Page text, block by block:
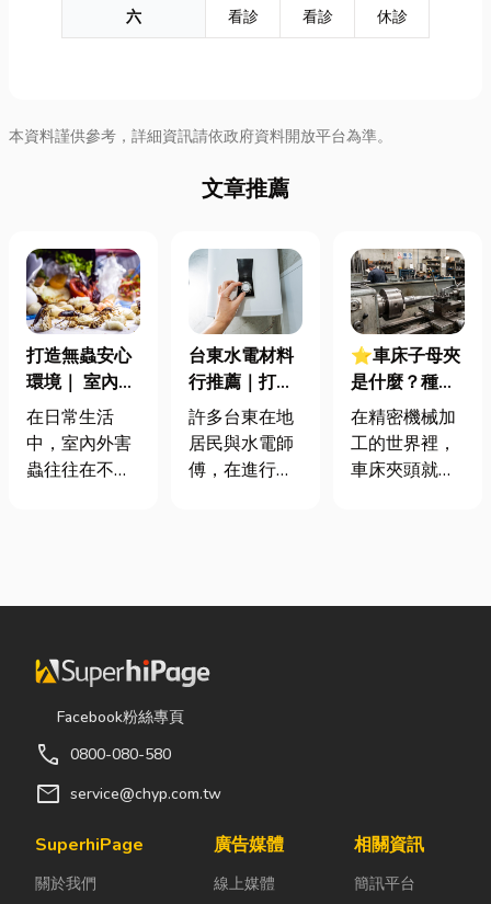
六
看診 看診 休診
本資料謹供參考，詳細資訊請依政府資料開放平台為準。
文章推薦
打造無蟲安心
環境｜ 室內外
害蟲防治全攻
略
在日常生活
中，室內外害
蟲往往在不知
渣或積水，容
螞蟻前來覓
食；陽台、庭
院若有積水，
蟲孳生的溫
床。潮濕陰暗
吸引白蟻、蛾
藏匿，不僅影
台東水電材料
行推薦｜打造
安全耐用的居
家環境
許多台東在地
居民與水電師
傅，在進行居
料行採購。除
照施工需求，
馬達、衛浴設
關產品。 無論
關、安裝節能
⭐車床子母夾
是什麼？種
類、規格挑選
與台灣採購推
薦完整指南
在精密機械加
工的世界裡，
車床夾頭就像
的工件。然
這時，車床子
雙手能快速更
Facebook粉絲專頁
call 0800-080-580
mail service@chyp.com.tw
SuperhiPage
關於我們
廣告媒體
線上媒體
相關資訊
簡訊平台